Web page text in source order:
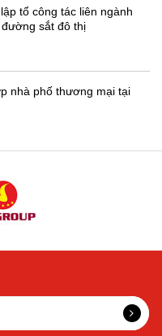
tổ công tác liên ngành
sắt đô thị
nhà phố thương mại tại